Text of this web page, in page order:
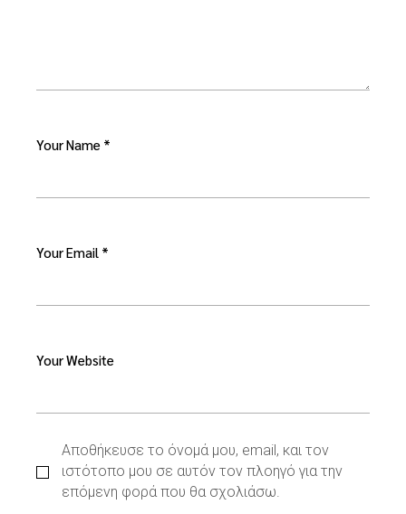
Your Name *
Your Email *
Your Website
Αποθήκευσε το όνομά μου, email, και τον
ιστότοπο μου σε αυτόν τον πλοηγό για την
επόμενη φορά που θα σχολιάσω.